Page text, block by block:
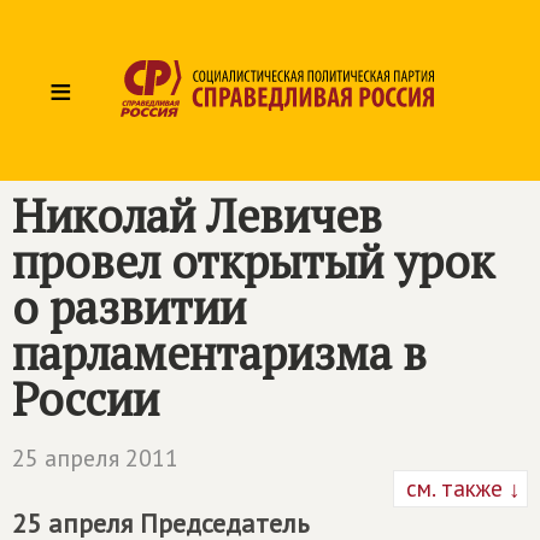
≡
Николай Левичев
провел открытый урок
о развитии
парламентаризма в
России
25 апреля 2011
см. также ↓
25 апреля Председатель